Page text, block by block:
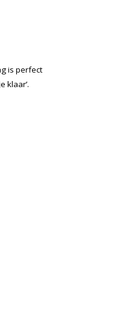
is perfect
klaar’.